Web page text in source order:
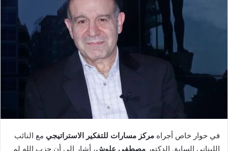
في حوار خاص أجراه مركز مسارات للتفكير الاستراتيجي مع النائب
اللبناني السابق الدكتور مصطفى علوش، أشار إلى أن حزب الله لم